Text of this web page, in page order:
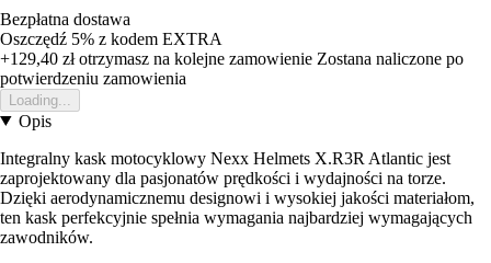
Bezpłatna dostawa
Oszczędź 5% z kodem EXTRA
+129,40 złotrzymasz na kolejne zamowienie Zostana naliczone po
potwierdzeniu zamowienia
Loading...
Opis
Integralny kask motocyklowy Nexx Helmets X.R3R Atlantic jest
zaprojektowany dla pasjonatów prędkości i wydajności na torze.
Dzięki aerodynamicznemu designowi i wysokiej jakości materiałom,
ten kask perfekcyjnie spełnia wymagania najbardziej wymagających
zawodników.